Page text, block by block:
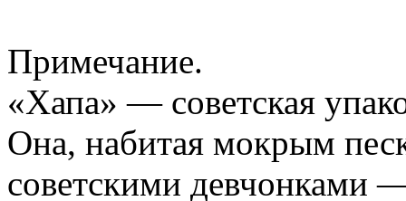
Примечание.
«Хапа» — советская
Она, набитая мокрым
советскими девчонками